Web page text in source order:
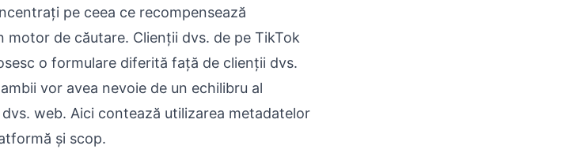
pe ceea ce recompensează
motor de căutare. Clienții dvs. de pe TikTok
o formulare diferită față de clienții dvs.
vor avea nevoie de un echilibru al
web. Aici contează utilizarea metadatelor
și scop.